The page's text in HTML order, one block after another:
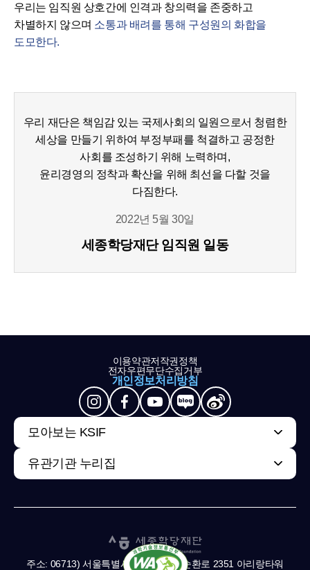
우리는 임직원 상호간에 인격과 창의력을 존중하고
차별하지 않으며 소통과 배려를 통해 구성원의 화합을
도모한다.
우리 재단은 책임감 있는 국제사회의 일원으로서 청렴한
세상을 만들기 위하여 부정부패를 척결하고 공정한
사회를 조성하기 위해 노력하며,
윤리경영의 정착과 확산을 위해 최선을 다할 것을
다짐한다.
2022년 5월 30일
세종학당재단 임직원 일동
이용약관저작권정책
전자우편무단수집거부
개인정보처리방침
모아보는 KSIF
유관기관 누리집
주소: 06713) 서울특별시 서초구 남부순환로 2351 아리랑타워